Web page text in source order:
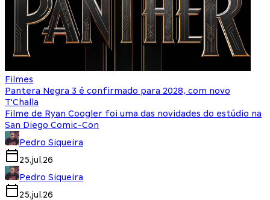
Filmes
Pantera Negra 3 é confirmado para 2028, com novo
T'Challa
Filme de Ryan Coogler foi uma das novidades do estúdio na
San Diego Comic-Con
Pedro Siqueira
25.jul.26
Pedro Siqueira
25.jul.26